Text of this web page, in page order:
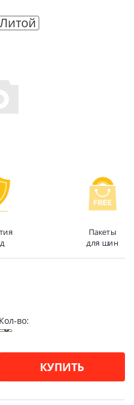
Литой
Пакеты
для шин
Кол-во:
КУПИТЬ